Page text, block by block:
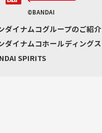
©BANDAI
ダイナムコグループのご紹介
ダイナムコホールディングス
SPIRITS